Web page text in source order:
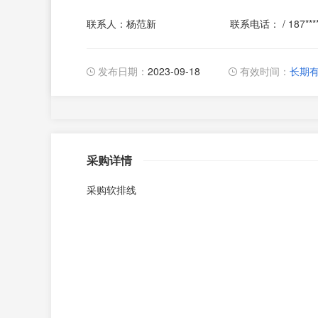
联系人：杨范新 联系电话： /
发布日期： 2023-09-18 有效时间： 长期
采购详情
采购软排线